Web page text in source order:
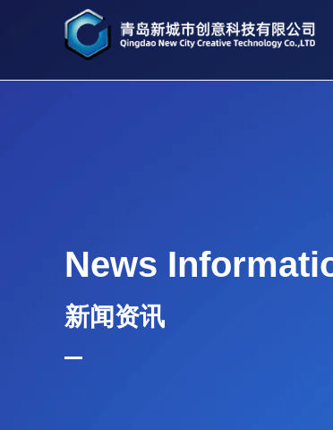
News
新闻资讯